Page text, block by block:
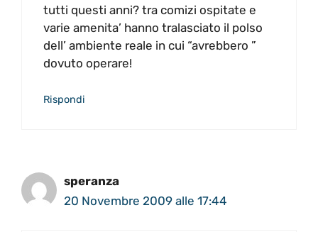
tutti questi anni? tra comizi ospitate e
varie amenita’ hanno tralasciato il polso
dell’ ambiente reale in cui “avrebbero ”
dovuto operare!
Rispondi
speranza
20 Novembre 2009 alle 17:44